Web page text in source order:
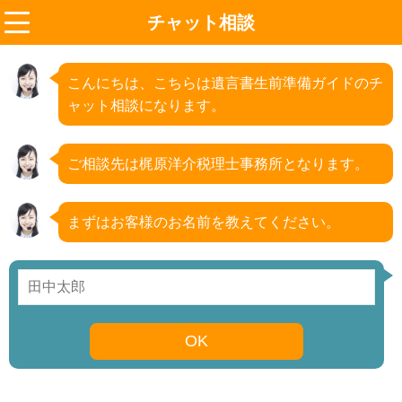
チャット相談
こんにちは、こちらは遺言書生前準備ガイドのチ
ャット相談になります。
ご相談先は梶原洋介税理士事務所となります。
まずはお客様のお名前を教えてください。
OK